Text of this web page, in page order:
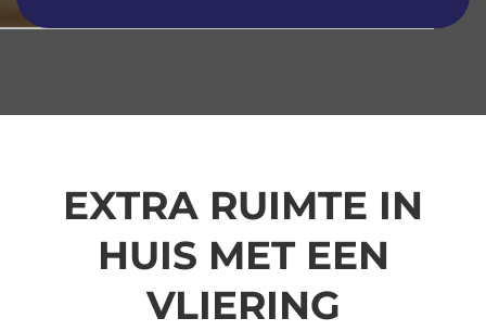
EXTRA RUIMTE IN
HUIS MET EEN
VLIERING